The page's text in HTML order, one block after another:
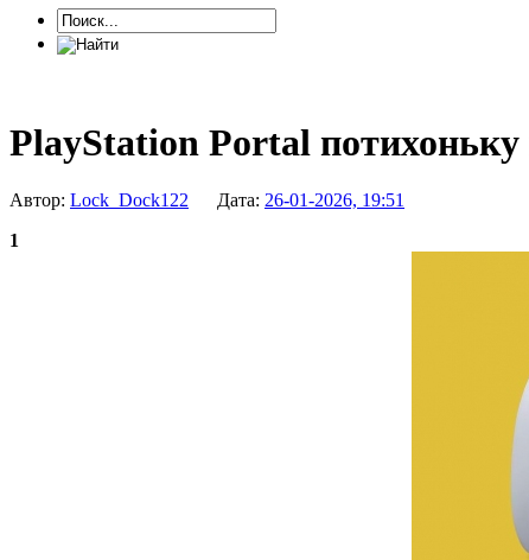
PlayStation Portal
Автор: Lock_Dock122 Дата: 26-01-2026, 19:51
1